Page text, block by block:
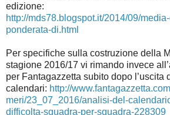
edizione:
http://mds78.blogspot.it/2014/09/
ponderata-di.html
Per specifiche sulla costruzione della
stagione 2016/17 vi rimando invece
per Fantagazzetta subito dopo l’uscita
calendari: http://
meri/23_07_2016/analisi-del-
difficolta-squadra-per-squadra-228309